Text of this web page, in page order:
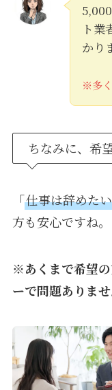
ト業
かり
※多
ちなみに、希
「仕事は辞めた
方も安心ですね。
※あくまで希望
ーで問題ありませ